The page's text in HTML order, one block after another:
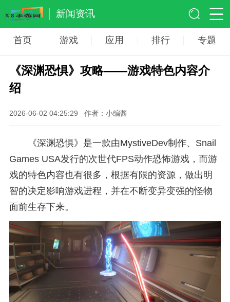
新闻资讯
首页 游戏 应用 排行 专题
《深渊恐惧》攻略——游戏特色内容介
绍
2026-06-02 04:25:29 作者：小编酱
《深渊恐惧》是一款由MystiveDev制作、Snail
Games USA发行的次世代FPS动作恐怖游戏，而游
戏的特色内容也有很多，根据有限的资源，做出明
智的决定影响游戏进程，并在不断变异变强的怪物
面前生存下来。